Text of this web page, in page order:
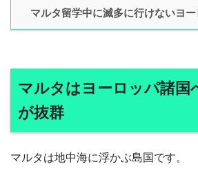
マルタ留学中に滅多に行けないヨ
マルタはヨーロッパ諸国
が抜群
マルタは地中海に浮かぶ島国です。